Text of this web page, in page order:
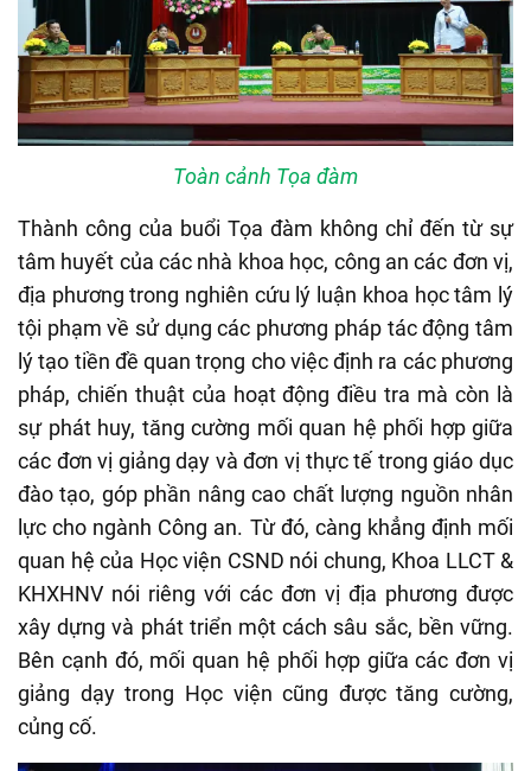
Toàn cảnh Tọa đàm
Thành công của buổi Tọa đàm không chỉ đến từ sự
tâm huyết của các nhà khoa học, công an các đơn vị,
địa phương trong nghiên cứu lý luận khoa học tâm lý
tội phạm về sử dụng các phương pháp tác động tâm
lý tạo tiền đề quan trọng cho việc định ra các phương
pháp, chiến thuật của hoạt động điều tra mà còn là
sự phát huy, tăng cường mối quan hệ phối hợp giữa
các đơn vị giảng dạy và đơn vị thực tế trong giáo dục
đào tạo, góp phần nâng cao chất lượng nguồn nhân
lực cho ngành Công an. Từ đó, càng khẳng định mối
quan hệ của Học viện CSND nói chung, Khoa LLCT &
KHXHNV nói riêng với các đơn vị địa phương được
xây dựng và phát triển một cách sâu sắc, bền vững.
Bên cạnh đó, mối quan hệ phối hợp giữa các đơn vị
giảng dạy trong Học viện cũng được tăng cường,
củng cố.